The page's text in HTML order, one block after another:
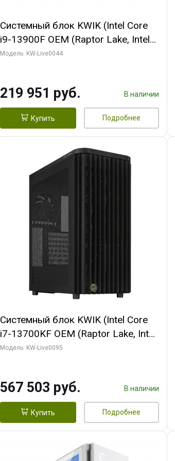
Системный блок KWIK (Intel Core
i9-13900F OEM (Raptor Lake, Intel
7, Efficient-co/ 32 ГБ ОЗУ (2
HD/ 512 ГБ SSD)
Модель: KW-Live0044
219 951 руб. В наличии
Купить Подробнее
Системный блок KWIK (Intel Core
i7-13700KF OEM (Raptor Lake, Intel
7, C16 8EC/8PC/ 32 ГБ ОЗУ (2
Turbo/ 512 ГБ SSD)
Модель: KW-Live0095
567 503 руб. В наличии
Купить Подробнее